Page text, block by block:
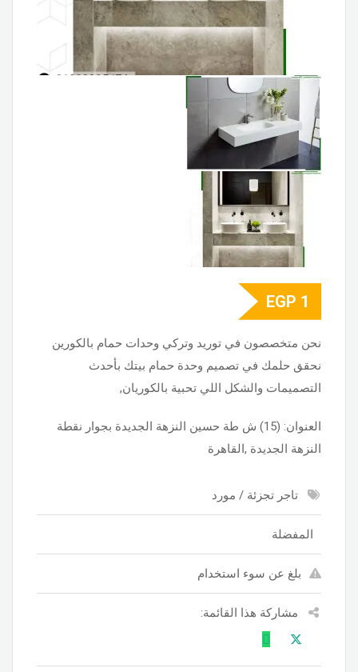
EGP 1
نحن متخصصون في توريد وتركي وحدات حمام بالكورين
نحقق حلمك في تصميم وحدة حمام بيتك بأحدث
التصميمات والشكل اللي تحبية بالكوريان,
العنوان: (15) ش طة حسين النزهة الجديدة بجوار نقطة
النزهة الجديدة ,القاهرة
تاجر تجزئة / مورد
المفضلة
بلغ عن سوء استخدام
مشاركة هذا القائمة: